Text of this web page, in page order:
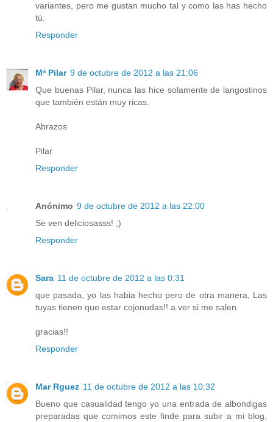
variantes, pero me gustan mucho tal y como las has hecho
tú.
Responder
Mª Pilar 9 de octubre de 2012 a las 21:06
Que buenas Pilar, nunca las hice solamente de langostinos
que también están muy ricas.
Abrazos
Pilar
Responder
Anónimo 9 de octubre de 2012 a las 22:00
Se ven deliciosasss! ;)
Responder
Sara 11 de octubre de 2012 a las 0:31
que pasada, yo las habia hecho pero de otra manera, Las
tuyas tienen que estar cojonudas!! a ver si me salen.
gracias!!
Responder
Mar Rguez 11 de octubre de 2012 a las 10:32
Bueno que casualidad tengo yo una entrada de albondigas
preparadas que comimos este finde para subir a mi blog,